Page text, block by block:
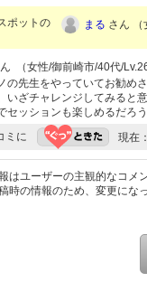
ポットの
まる さん （
（女性/御前崎市/40代/Lv.26
の先生をやっていてお勧め
いざチャレンジしてみると
セッションも楽しめるだろ
ミに 現在：
はユーザーの主観的なコメ
時の情報のため、変更にな